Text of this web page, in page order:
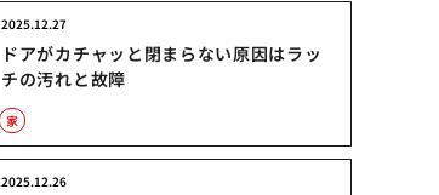
ドアがカチャッと閉まらない原因はラッ
チの汚れと故障
2025.12.27
家
2025.12.26